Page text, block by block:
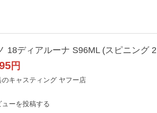
18ディアルーナ S96ML (スピニング
円
のキャスティング ヤフー店
ューを投稿する